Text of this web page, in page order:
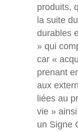
produits,
la suite
durables
» qui
car «
prenant
aux
liées au
vie »
un Signe